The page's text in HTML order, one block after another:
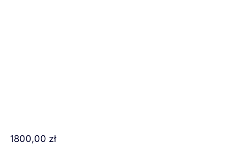
1800,00 zł
ilość